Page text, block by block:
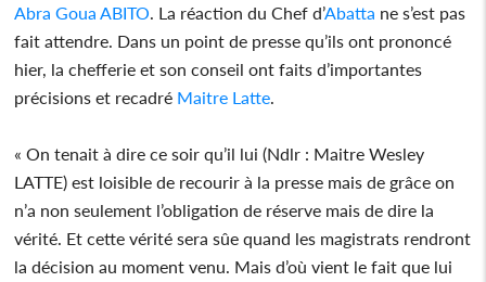
Abra Goua ABITO . La réaction du Chef d’Abatta ne s’est pas
fait attendre. Dans un point de presse qu’ils ont prononcé
hier, la chefferie et son conseil ont faits d’importantes
précisions et recadré Maitre Latte
« On tenait à dire ce soir qu’il lui (Ndlr : Maitre Wesley
LATTE) est loisible de recourir à la presse mais de grâce on
n’a non seulement l’obligation de réserve mais de dire la
vérité. Et cette vérité sera sûe quand les magistrats rendront
la décision au moment venu. Mais d’où vient le fait que lui